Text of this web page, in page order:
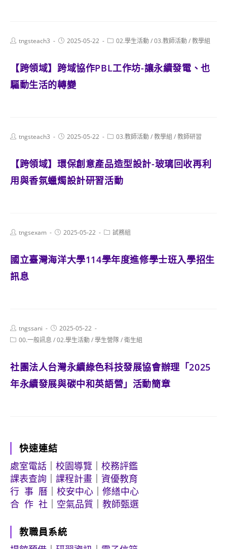
Posttngsteach3
Post2025-05-22
Post02.學生活動/03.教師活動/教學組
【跨領域】跨域協作PBL工作坊-讓永續發電、也
驅動生活的轉變
Posttngsteach3
Post2025-05-22
Post03.教師活動/教學組 /教師研習
【跨領域】環保創意產品造型設計-玻璃回收再利
用與香氛蠟燭設計研習活動
Posttngsexam
Post2025-05-22
Post試務組
國立臺灣海洋大學114學年度進修學士班入學招生
訊息
Post
author:
tngssani
Post
published:
2025-05-22
Post00.一般訊息 /02.學生活動/學生營隊/衛生組
社團法人台灣永續綠色科技發展協會辦理「2025
年永續發展與碳中和英語營」活動簡章
快速連結
處室電話
校園導覽
校務評鑑
課表查詢
課程計畫
資優教育
行 事 曆
校安中心
修繕中心
合 作 社
空氣品質 教師甄選
教職員系統